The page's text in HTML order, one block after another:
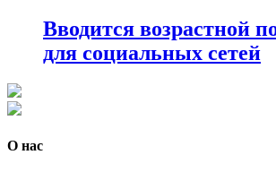
Вводится возрастной
для социальных сетей
О нас